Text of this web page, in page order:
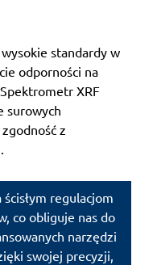
standardy w
odporności na
XRF
surowych
z
regulacjom
co obliguje nas do
narzędzi
swojej precyzji,